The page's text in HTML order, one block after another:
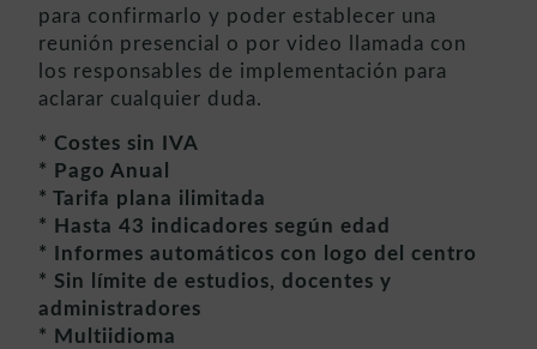
para confirmarlo y poder establecer una
reunión presencial o por video llamada con
los responsables de implementación para
aclarar cualquier duda.
* Costes sin IVA
* Pago Anual
* Tarifa plana ilimitada
* Hasta 43 indicadores según edad
* Informes automáticos con logo del centro
* Sin límite de estudios, docentes y
administradores
* Multiidioma